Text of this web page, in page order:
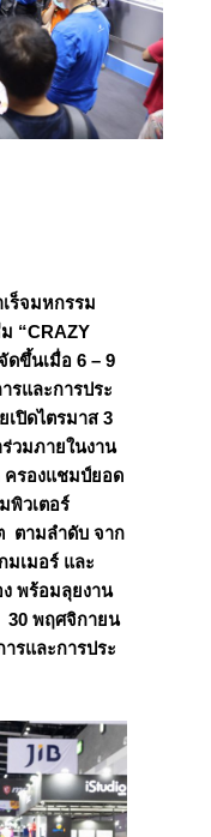
ร็จมหกรรม
“CRAZY
ขึ้นเมื่อ 6 – 9
รและการประ
ปิดไตรมาส 3
วมภายในงาน
ครองแชมป์ยอด
พิวเตอร์
ตามลำดับ จาก
เมอร์ และ
พร้อมลุยงาน
30 พฤศจิกายน
รและการประ